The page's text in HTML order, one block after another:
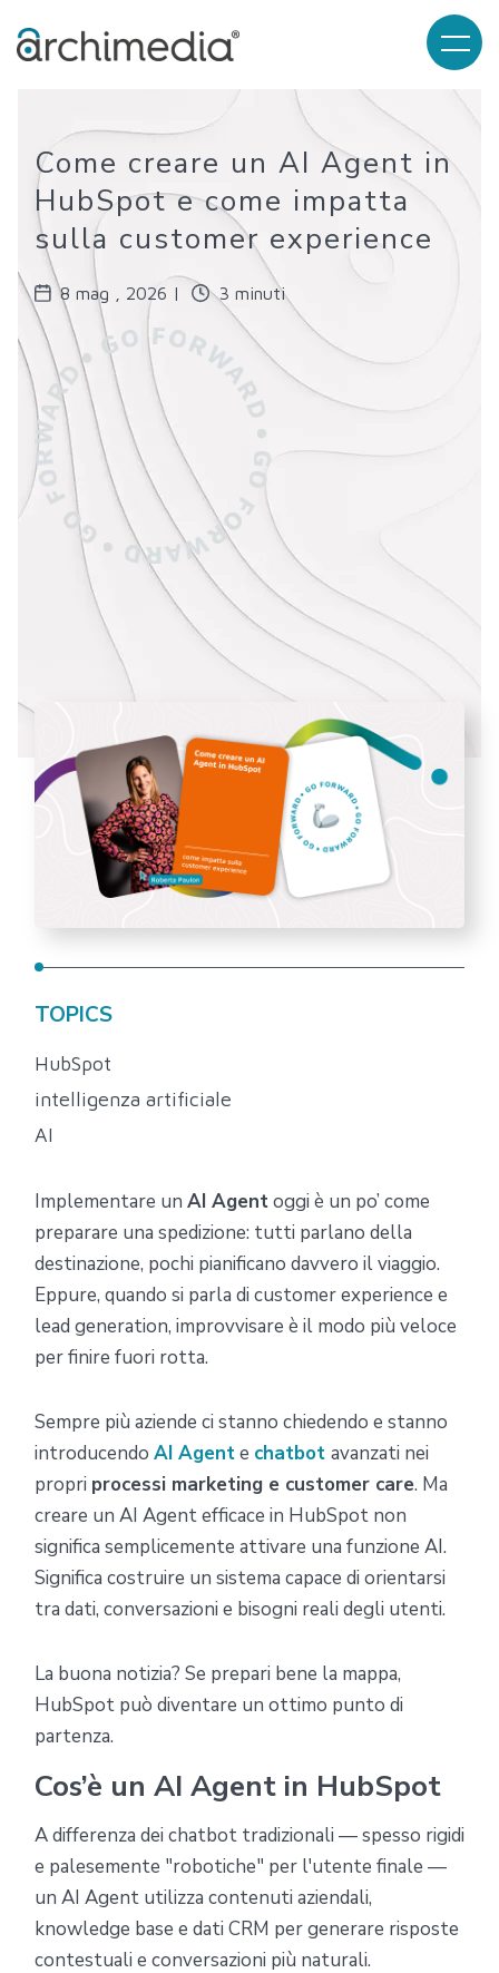
Come creare un AI Agent in
HubSpot e come impatta
sulla customer experience
8 mag , 2026 | 3 minuti
TOPICS
HubSpot
intelligenza artificiale
AI
Implementare un AI Agentoggi è un po’ come
preparare una spedizione: tutti parlano della
destinazione, pochi pianificano davvero il viaggio.
Eppure, quando si parla di customer experience e
lead generation, improvvisare è il modo più veloce
per finire fuori rotta.
Sempre più aziende ci stanno chiedendo e stanno
introducendo AI Agente chatbot avanzati nei
propri processi marketing e customer care. Ma
creare un AI Agent efficace in HubSpot non
significa semplicemente attivare una funzione AI.
Significa costruire un sistema capace di orientarsi
tra dati, conversazioni e bisogni reali degli utenti.
La buona notizia? Se prepari bene la mappa,
HubSpot può diventare un ottimo punto di
partenza.
Cos’è un AI Agent in HubSpot
A differenza dei chatbot tradizionali — spesso rigidi
e palesemente "robotiche" per l'utente finale —
un AI Agent utilizza contenuti aziendali,
knowledge base e dati CRM per generare risposte
contestuali e conversazioni più naturali.